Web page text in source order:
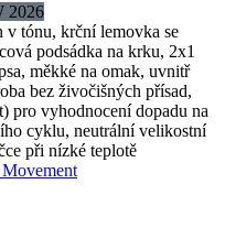
2026
v tónu, krční lemovka se
podsádka na krku, 2x1
měkké na omak, uvnitř
bez živočišných přísad,
pro vyhodnocení dopadu na
cyklu, neutrální velikostní
při nízké teplotě